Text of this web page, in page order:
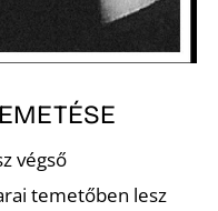
végső
temetőben lesz